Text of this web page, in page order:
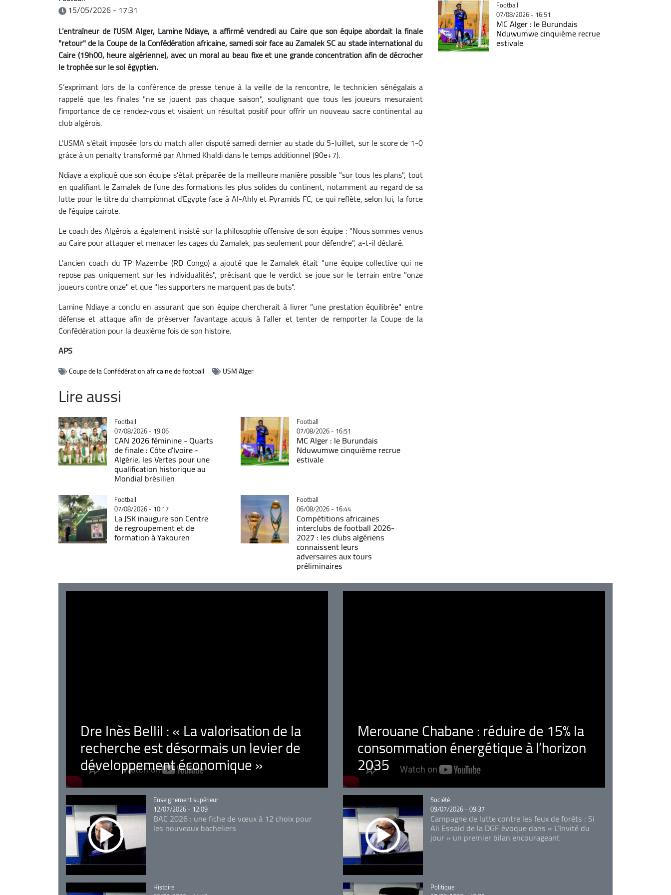
15/05/2026 - 17:31
L’entraîneur de l’USM Alger, Lamine Ndiaye, a affirmé vendredi au Caire que son équipe abordait la finale
"retour" de la Coupe de la Confédération africaine, samedi soir face au Zamalek SC au stade international du
Caire (19h00, heure algérienne), avec un moral au beau fixe et une grande concentration afin de décrocher
le trophée sur le sol égyptien.
S’exprimant lors de la conférence de presse tenue à la veille de la rencontre, le technicien sénégalais a
rappelé que les finales "ne se jouent pas chaque saison", soulignant que tous les joueurs mesuraient
l'importance de ce rendez-vous et visaient un résultat positif pour offrir un nouveau sacre continental au
club algérois.
L'USMA s'était imposée lors du match aller disputé samedi dernier au stade du 5-Juillet, sur le score de 1-0
grâce à un penalty transformé par Ahmed Khaldi dans le temps additionnel (90e+7).
Ndiaye a expliqué que son équipe s’était préparée de la meilleure manière possible "sur tous les plans", tout
en qualifiant le Zamalek de l’une des formations les plus solides du continent, notamment au regard de sa
lutte pour le titre du championnat d'Egypte face à Al-Ahly et Pyramids FC, ce qui reflète, selon lui, la force
de l’équipe cairote.
Le coach des Algérois a également insisté sur la philosophie offensive de son équipe : "Nous sommes venus
au Caire pour attaquer et menacer les cages du Zamalek, pas seulement pour défendre", a-t-il déclaré.
L'ancien coach du TP Mazembe (RD Congo) a ajouté que le Zamalek était "une équipe collective qui ne
repose pas uniquement sur les individualités", précisant que le verdict se joue sur le terrain entre "onze
joueurs contre onze" et que "les supporters ne marquent pas de buts".
Lamine Ndiaye a conclu en assurant que son équipe chercherait à livrer "une prestation équilibrée" entre
défense et attaque afin de préserver l'avantage acquis à l’aller et tenter de remporter la Coupe de la
Confédération pour la deuxième fois de son histoire.
APS
Coupe de la Confédération africaine de football USM Alger
Lire aussi
Catégorie
Football
07/08/2026 - 19:06
CAN 2026 féminine - Quarts
de finale : Côte d'Ivoire -
Algérie, les Vertes pour une
qualification historique au
Mondial brésilien
Catégorie
Football
07/08/2026 - 16:51
MC Alger : le Burundais
Nduwumwe cinquième recrue
estivale
Catégorie
Football
07/08/2026 - 10:17
La JSK inaugure son Centre
de regroupement et de
formation à Yakouren
Catégorie
Football
06/08/2026 - 16:44
Compétitions africaines
interclubs de football 2026-
2027 : les clubs algériens
connaissent leurs
adversaires aux tours
préliminaires
Catégorie
Football
07/08/2026 - 16:51
MC Alger : le Burundais
Nduwumwe cinquième recrue
estivale
Dre Inès Bellil : « La valorisation de la
recherche est désormais un levier de
développement économique »
Merouane Chabane : réduire de 15% la
consommation énergétique à l’horizon
2035
Catégorie
Enseignement supérieur
12/07/2026 - 12:09
BAC 2026 : une fiche de vœux à 12 choix pour
les nouveaux bacheliers
Catégorie
Société
09/07/2026 - 09:37
Campagne de lutte contre les feux de forêts : Si
Ali Essaid de la DGF évoque dans « L'Invité du
jour » un premier bilan encourageant
Catégorie
Histoire Catégorie
Politique